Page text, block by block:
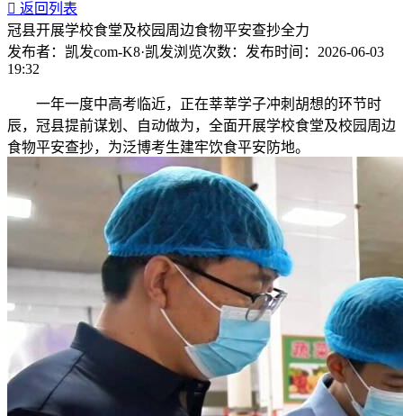
 返回列表
冠县开展学校食堂及校园周边食物平安查抄全力
发布者： 凯发com-K8·凯发浏览次数： 发布时间： 2026-06-03
19:32
一年一度中高考临近，正在莘莘学子冲刺胡想的环节时
辰，冠县提前谋划、自动做为，全面开展学校食堂及校园周边
食物平安查抄，为泛博考生建牢饮食平安防地。